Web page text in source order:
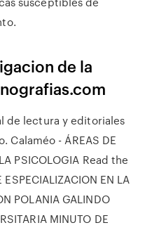
de la
de lectura y editoriales
Calaméo - ÁREAS DE
PSICOLOGIA Read the
EN LA
POLANIA GALINDO
MINUTO DE